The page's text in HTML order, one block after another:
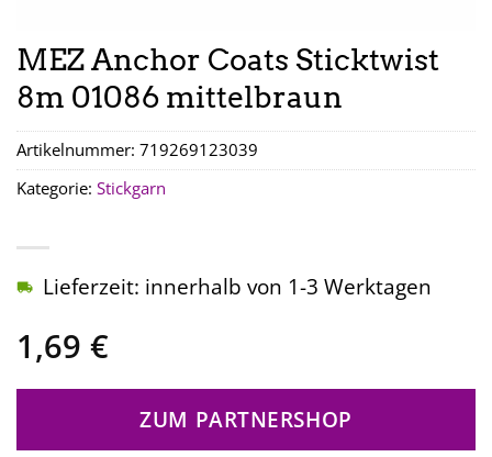
MEZ Anchor Coats Sticktwist
8m 01086 mittelbraun
1,69 €
Lieferzeit: innerhalb von 1-3 Werktagen
ZUM PARTNERSHOP
Artikelnummer: 719269123039
Kategorie: Stickgarn